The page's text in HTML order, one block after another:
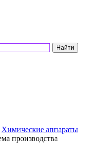
Химические аппараты
производства